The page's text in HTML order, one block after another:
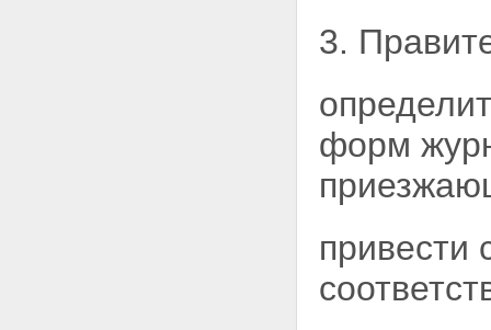
3.
форм
привести